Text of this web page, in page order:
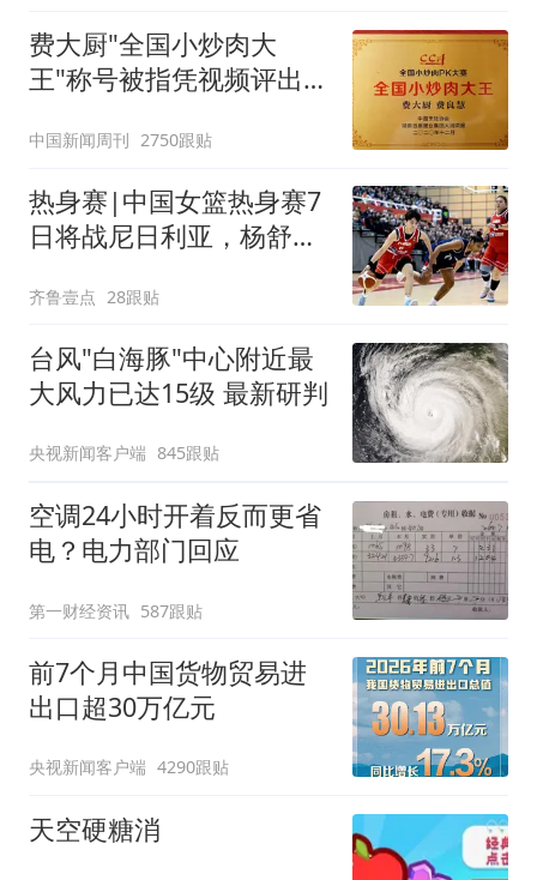
费大厨"全国小炒肉大
王"称号被指凭视频评出
中国新闻周刊 2750跟贴
热身赛|中国女篮热身赛7
日将战尼日利亚，杨舒予
齐鲁壹点 28跟贴
台风"白海豚"中心附近最
大风力已达15级 最新研判
央视新闻客户端 845跟贴
空调24小时开着反而更省
电？电力部门回应
第一财经资讯 587跟贴
前7个月中国货物贸易进
出口超30万亿元
央视新闻客户端 4290跟贴
天空硬糖消